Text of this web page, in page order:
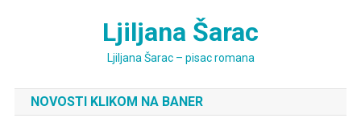
Ljiljana Šarac
Ljiljana Šarac – pisac romana
NOVOSTI KLIKOM NA BANER